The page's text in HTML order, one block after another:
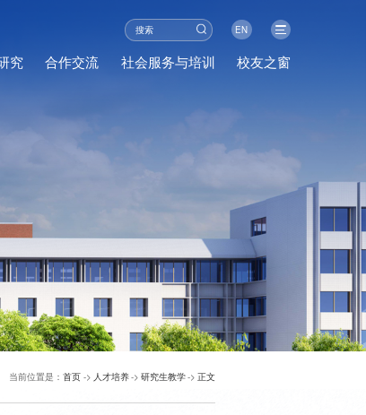
EN
究 合作交流 社会服务与培训 校友之窗
当前位置是：首页 -> 人才培养-> 研究生教学-> 正文